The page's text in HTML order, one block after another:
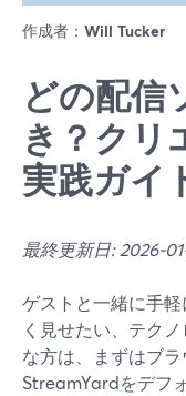
作成者： Will Tucker
どの配信
き？クリ
実践ガイ
最終更新日: 2026-
ゲストと一緒に手
く見せたい、テク
な方は、まずはブ
StreamYardをデフ